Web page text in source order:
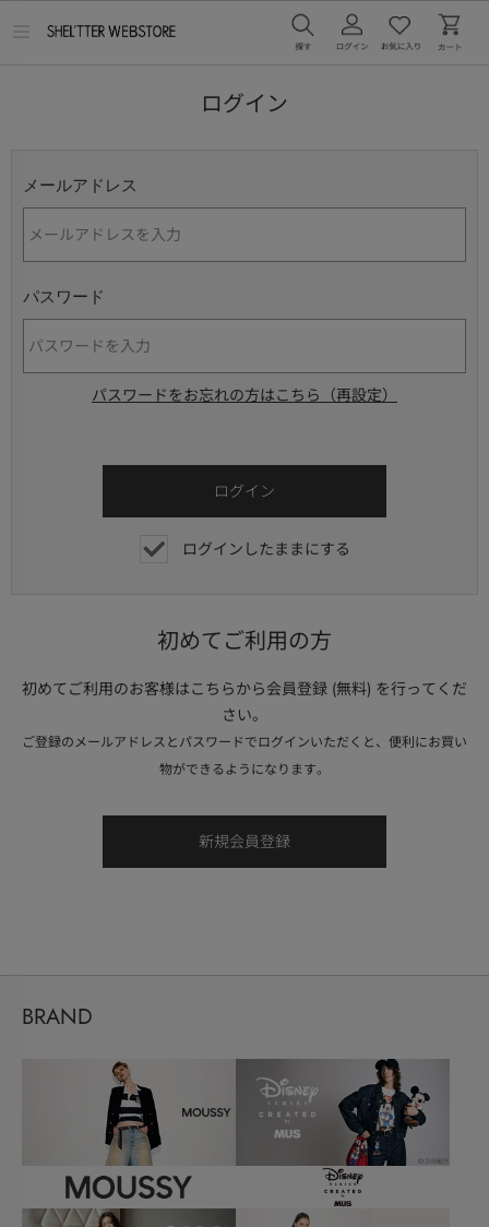
ログイン
メールアドレス
パスワード
パスワードをお忘れの方はこちら（再設定）
ログインしたままにする
初めてご利用の方
初めてご利用のお客様はこちらから会員登録 (無料) を行ってくだ
さい。
ご登録のメールアドレスとパスワードでログインいただくと、便利にお買い
物ができるようになります。
BRAND